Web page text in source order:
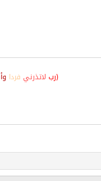
(رب لاتذرني فردا